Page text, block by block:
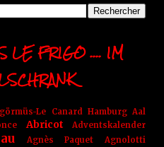
LE FRIGO .... IM
Le Canard Hamburg Aal
Abricot Adventskalender
Agnès Paquet
Agnolotti